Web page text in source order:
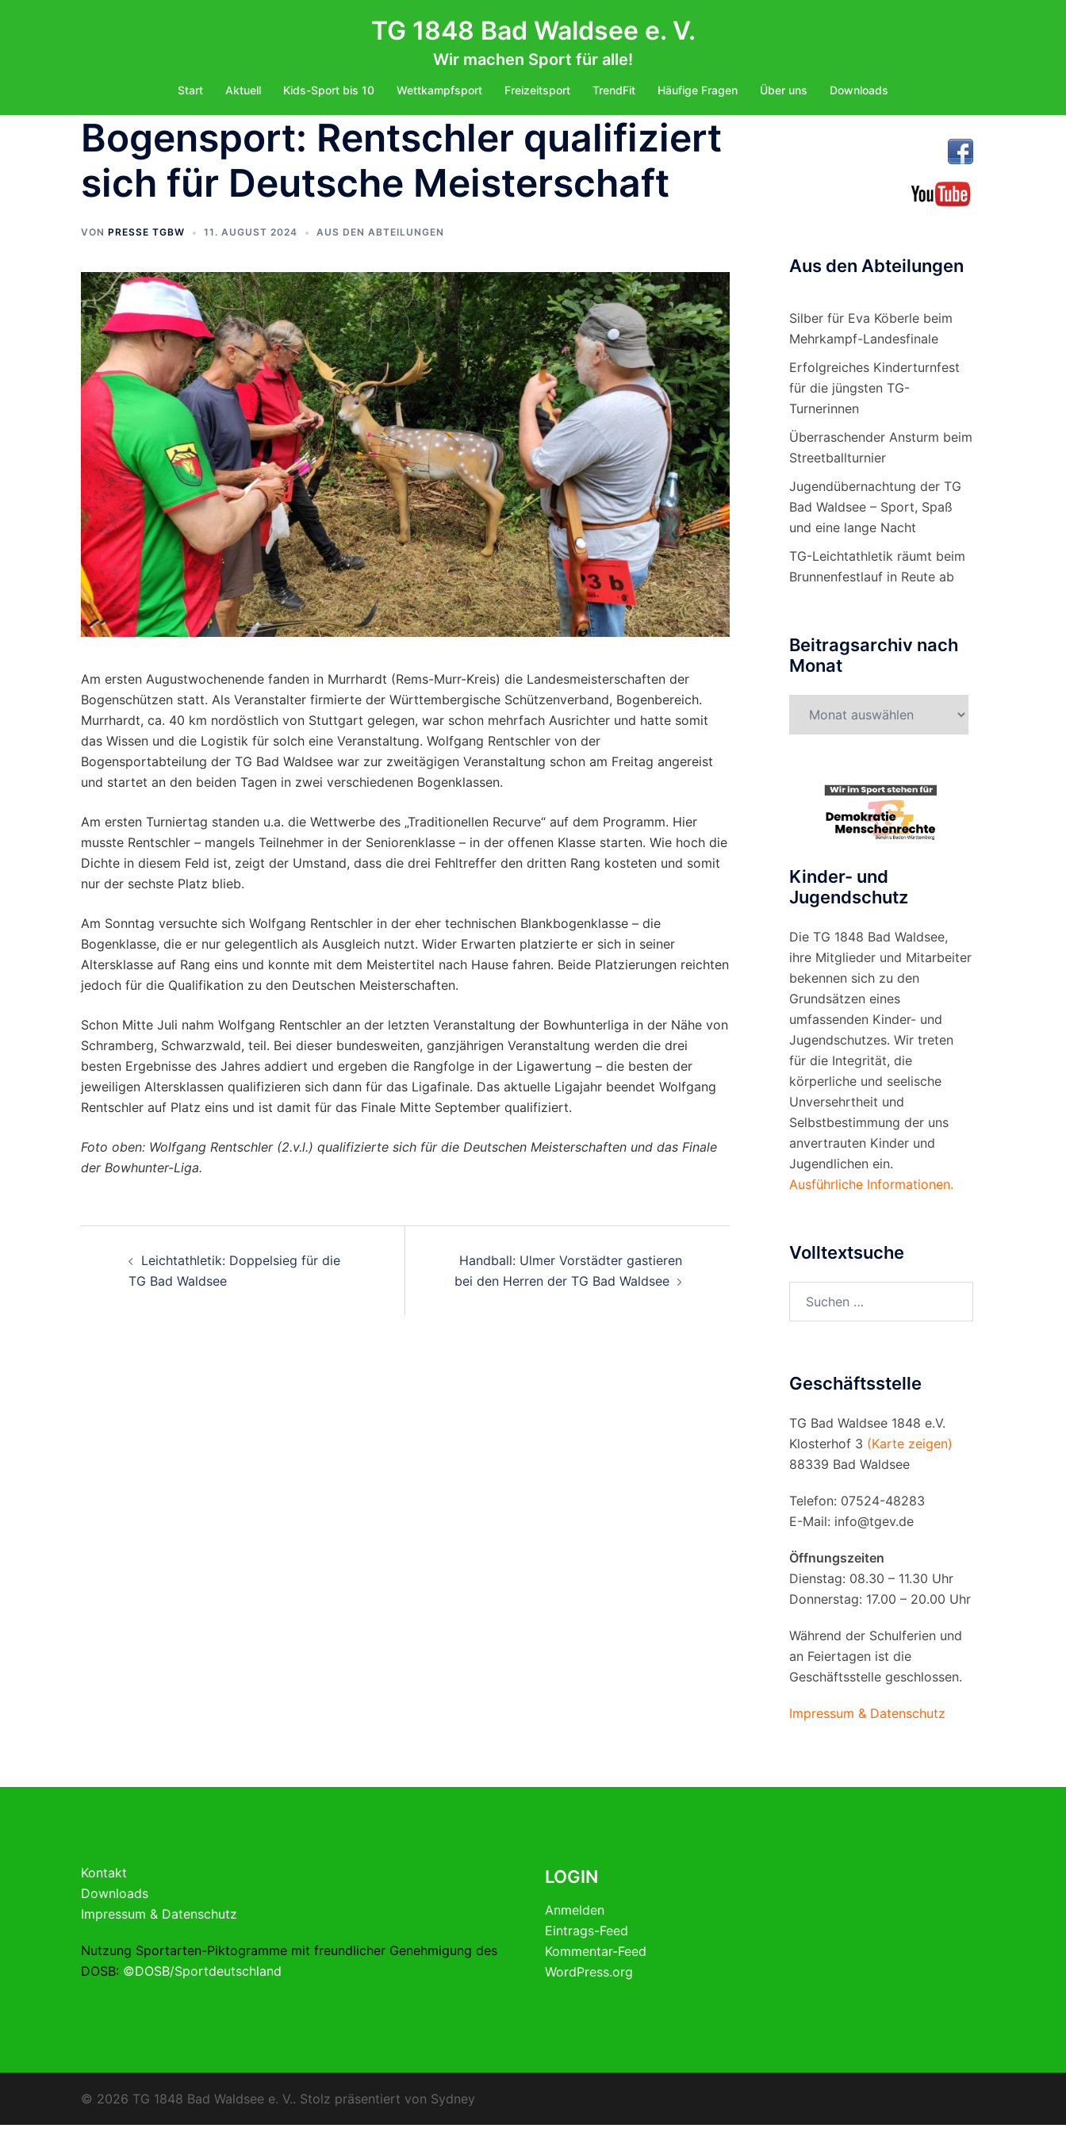
TG 1848 Bad Waldsee e. V.
Wir machen Sport für alle!
Start Aktuell Kids-Sport bis 10 Wettkampfsport Freizeitsport TrendFit Häufige Fragen Über uns Downloads
Bogensport: Rentschler qualifiziert
sich für Deutsche Meisterschaft
VON PRESSE TGBW 11. AUGUST 2024 AUS DEN ABTEILUNGEN
Am ersten Augustwochenende fanden in Murrhardt (Rems-Murr-Kreis) die Landesmeisterschaften der
Bogenschützen statt. Als Veranstalter firmierte der Württembergische Schützenverband, Bogenbereich.
Murrhardt, ca. 40 km nordöstlich von Stuttgart gelegen, war schon mehrfach Ausrichter und hatte somit
das Wissen und die Logistik für solch eine Veranstaltung. Wolfgang Rentschler von der
Bogensportabteilung der TG Bad Waldsee war zur zweitägigen Veranstaltung schon am Freitag angereist
und startet an den beiden Tagen in zwei verschiedenen Bogenklassen.
Am ersten Turniertag standen u.a. die Wettwerbe des „Traditionellen Recurve“ auf dem Programm. Hier
musste Rentschler – mangels Teilnehmer in der Seniorenklasse – in der offenen Klasse starten. Wie hoch die
Dichte in diesem Feld ist, zeigt der Umstand, dass die drei Fehltreffer den dritten Rang kosteten und somit
nur der sechste Platz blieb.
Am Sonntag versuchte sich Wolfgang Rentschler in der eher technischen Blankbogenklasse – die
Bogenklasse, die er nur gelegentlich als Ausgleich nutzt. Wider Erwarten platzierte er sich in seiner
Altersklasse auf Rang eins und konnte mit dem Meistertitel nach Hause fahren. Beide Platzierungen reichten
jedoch für die Qualifikation zu den Deutschen Meisterschaften.
Schon Mitte Juli nahm Wolfgang Rentschler an der letzten Veranstaltung der Bowhunterliga in der Nähe von
Schramberg, Schwarzwald, teil. Bei dieser bundesweiten, ganzjährigen Veranstaltung werden die drei
besten Ergebnisse des Jahres addiert und ergeben die Rangfolge in der Ligawertung – die besten der
jeweiligen Altersklassen qualifizieren sich dann für das Ligafinale. Das aktuelle Ligajahr beendet Wolfgang
Rentschler auf Platz eins und ist damit für das Finale Mitte September qualifiziert.
Foto oben: Wolfgang Rentschler (2.v.l.) qualifizierte sich für die Deutschen Meisterschaften und das Finale
der Bowhunter-Liga.
Beitragsnavigation
Leichtathletik: Doppelsieg für die
TG Bad Waldsee
Handball: Ulmer Vorstädter gastieren
bei den Herren der TG Bad Waldsee
Aus den Abteilungen
Silber für Eva Köberle beim
Mehrkampf-Landesfinale
Erfolgreiches Kinderturnfest
für die jüngsten TG-
Turnerinnen
Überraschender Ansturm beim
Streetballturnier
Jugendübernachtung der TG
Bad Waldsee – Sport, Spaß
und eine lange Nacht
TG-Leichtathletik räumt beim
Brunnenfestlauf in Reute ab
Beitragsarchiv nach
Monat
nach
Kinder- und
Jugendschutz
Die TG 1848 Bad Waldsee,
ihre Mitglieder und Mitarbeiter
bekennen sich zu den
Grundsätzen eines
umfassenden Kinder- und
Jugendschutzes. Wir treten
für die Integrität, die
körperliche und seelische
Unversehrtheit und
Selbstbestimmung der uns
anvertrauten Kinder und
Jugendlichen ein.
Ausführliche Informationen.
Volltextsuche
nach:
Geschäftsstelle
TG Bad Waldsee 1848 e.V.
Klosterhof 3 (Karte zeigen)
88339 Bad Waldsee
Telefon: 07524-48283
E-Mail: info@tgev.de
Öffnungszeiten
Dienstag: 08.30 – 11.30 Uhr
Donnerstag: 17.00 – 20.00 Uhr
Während der Schulferien und
an Feiertagen ist die
Geschäftsstelle geschlossen.
Impressum & Datenschutz
Kontakt
Downloads
Impressum & Datenschutz
Nutzung Sportarten-Piktogramme mit freundlicher Genehmigung des
DOSB: ©DOSB/Sportdeutschland
LOGIN
Anmelden
Eintrags-Feed
Kommentar-Feed
WordPress.org
© 2026 TG 1848 Bad Waldsee e. V.. Stolz präsentiert von Sydney